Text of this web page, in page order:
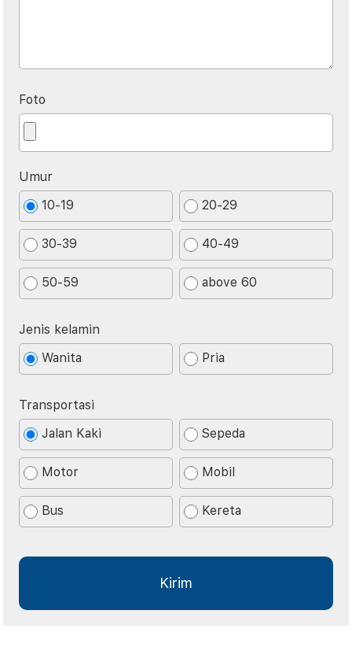
Foto
Umur
10-19
20-29
30-39 40-49
50-59 above 60
Jenis kelamin
Wanita
Pria
Transportasi
Jalan Kaki
Sepeda
Motor Mobil
Bus Kereta